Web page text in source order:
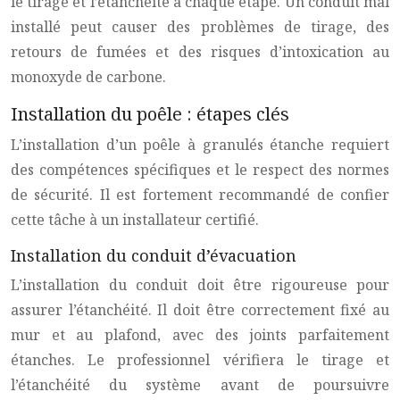
installé peut causer des problèmes de tirage, des
retours de fumées et des risques d’intoxication au
monoxyde de carbone.
Installation du poêle : étapes clés
L’installation d’un poêle à granulés étanche requiert
des compétences spécifiques et le respect des normes
de sécurité. Il est fortement recommandé de confier
cette tâche à un installateur certifié.
Installation du conduit d’évacuation
L’installation du conduit doit être rigoureuse pour
assurer l’étanchéité. Il doit être correctement fixé au
mur et au plafond, avec des joints parfaitement
étanches. Le professionnel vérifiera le tirage et
l’étanchéité du système avant de poursuivre